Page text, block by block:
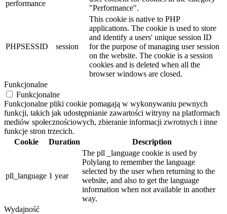
performance
"Performance".
PHPSESSID session
This cookie is native to PHP
applications. The cookie is used to store
and identify a users' unique session ID
for the purpose of managing user session
on the website. The cookie is a session
cookies and is deleted when all the
browser windows are closed.
Funkcjonalne
Funkcjonalne
Funkcjonalne pliki cookie pomagają w wykonywaniu pewnych
funkcji, takich jak udostępnianie zawartości witryny na platformach
mediów społecznościowych, zbieranie informacji zwrotnych i inne
funkcje stron trzecich.
Cookie
Duration Description
pll_language 1 year
The pll _language cookie is used by
Polylang to remember the language
selected by the user when returning to the
website, and also to get the language
information when not available in another
way.
Wydajność